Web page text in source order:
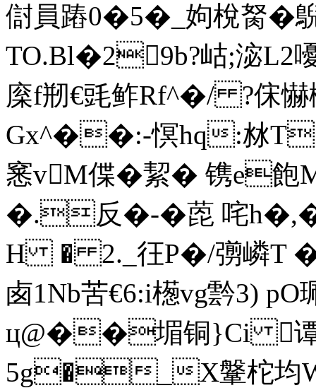
傠員蹖0�5�_姁梲胬
TO.Bl�29b?岵;淧L2
庺f剏€毭鲊Rf^�/ ?俕懗
Gx^��:-慏hq:沝
窸vM偞�絜� 镌e飽
�.反�-�萞 咤
H � 2._彺P�/彅嶙T
卥1Nb苦€6:i檧vg霒3)
ц@��堳铜}Ci 谭
5g�_X鞶柁均